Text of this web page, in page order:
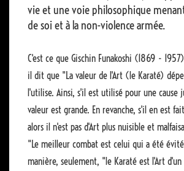
vie et une voie philosophique
de soi et à la non-violence armée.
C'est ce que Gischin Funakoshi (1869 -
il dit que "La valeur de l'Art (le Karaté)
l'utilise. Ainsi, s'il est utilisé pour une cause
valeur est grande. En revanche, s'il en est
alors il n'est pas d'Art plus nuisible et
"Le meilleur combat est celui qui a été
manière, seulement, "le Karaté est l'Art